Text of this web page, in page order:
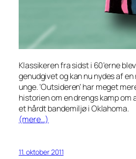
Klassikeren fra sidst i 60’erne
genudgivet og kan nu nydes af
unge. ’Outsideren’ har meget
historien om en drengs kamp om
et hårdt bandemiljø i Oklahoma.
(mere…)
11. oktober 2011